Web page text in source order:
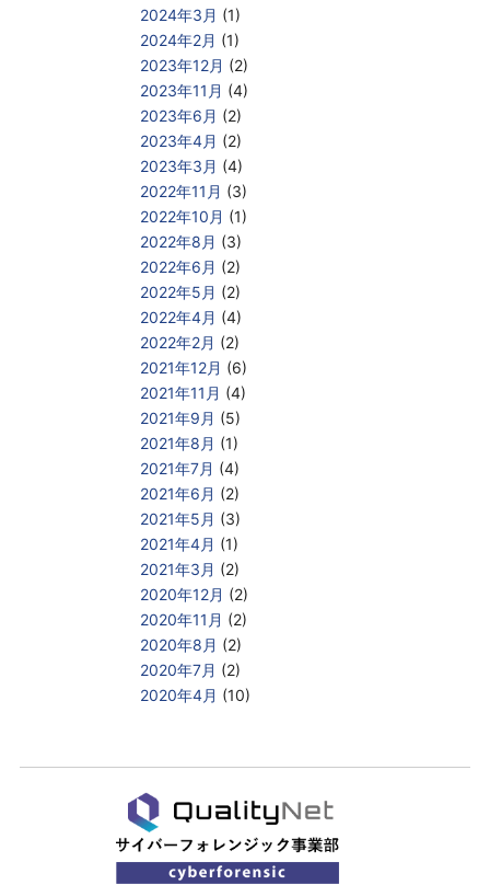
2024年3月 (1)
2024年2月 (1)
2023年12月 (2)
2023年11月 (4)
2023年6月 (2)
2023年4月 (2)
2023年3月 (4)
2022年11月 (3)
2022年10月 (1)
2022年8月 (3)
2022年6月 (2)
2022年5月 (2)
2022年4月 (4)
2022年2月 (2)
2021年12月 (6)
2021年11月 (4)
2021年9月 (5)
2021年8月 (1)
2021年7月 (4)
2021年6月 (2)
2021年5月 (3)
2021年4月 (1)
2021年3月 (2)
2020年12月 (2)
2020年11月 (2)
2020年8月 (2)
2020年7月 (2)
2020年4月 (10)